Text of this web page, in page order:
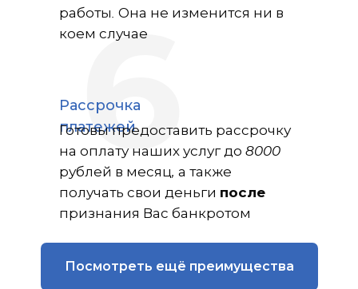
6
Рассрочка
платежей
работы. Она не изменится ни в
коем случае
Готовы предоставить рассрочку
на оплату наших услуг до 8000
рублей в месяц, а также
получать свои деньги после
признания Вас банкротом
Посмотреть ещё преимущества